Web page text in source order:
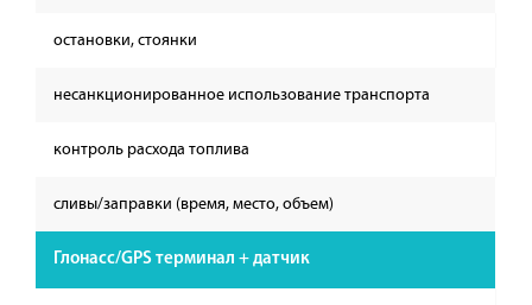
остановки, стоянки
несанкционированное использование транспорта
контроль расхода топлива
сливы/заправки (время, место, объем)
Глонасс/GPS терминал + датчик